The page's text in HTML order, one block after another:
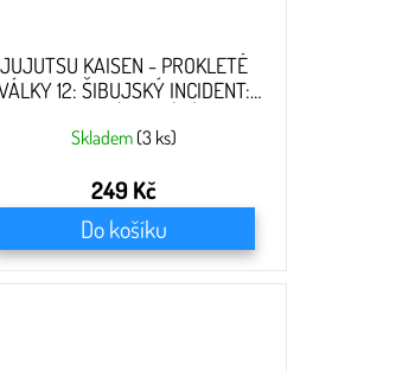
JUJUTSU KAISEN - PROKLETÉ
12: ŠIBUJSKÝ INCIDENT:
Skladem (3 ks)
249 Kč
Do košíku